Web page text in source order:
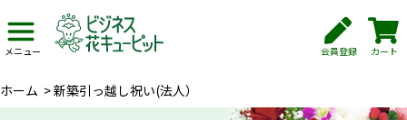
メニュー 会員登録 カート
ホーム >新築引っ越し祝い(法人）